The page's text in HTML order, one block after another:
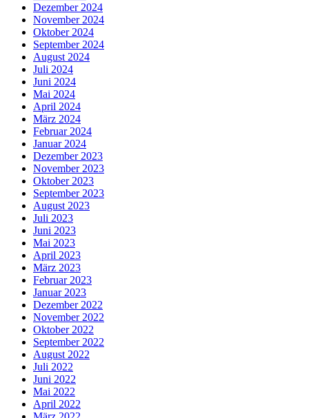
Dezember 2024
November 2024
Oktober 2024
September 2024
August 2024
Juli 2024
Juni 2024
Mai 2024
April 2024
März 2024
Februar 2024
Januar 2024
Dezember 2023
November 2023
Oktober 2023
September 2023
August 2023
Juli 2023
Juni 2023
Mai 2023
April 2023
März 2023
Februar 2023
Januar 2023
Dezember 2022
November 2022
Oktober 2022
September 2022
August 2022
Juli 2022
Juni 2022
Mai 2022
April 2022